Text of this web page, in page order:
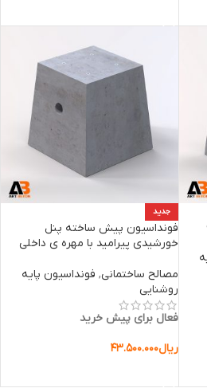
جدید
فونداسیون پیش ساخته پنل
خورشیدی پیرامید با مهره ی داخلی
مصالح ساختمانی, فونداسیون پایه
روشنایی
فعال برای پیش خرید
ریال۴۳.۵۰۰.۰۰۰